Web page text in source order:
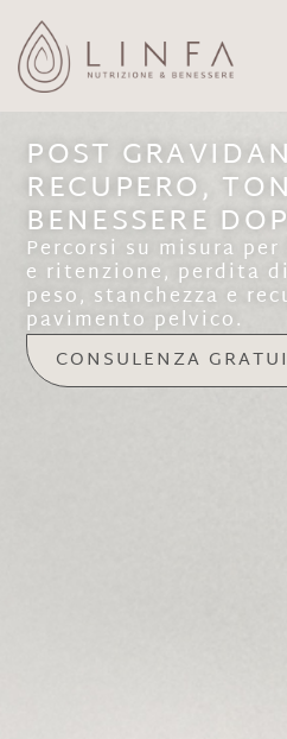
POST
RECUPERO,
BENESSERE
Percorsi su misura
e ritenzione, perdita
peso, stanchezza e
pavimento pelvico.
CONSULENZA